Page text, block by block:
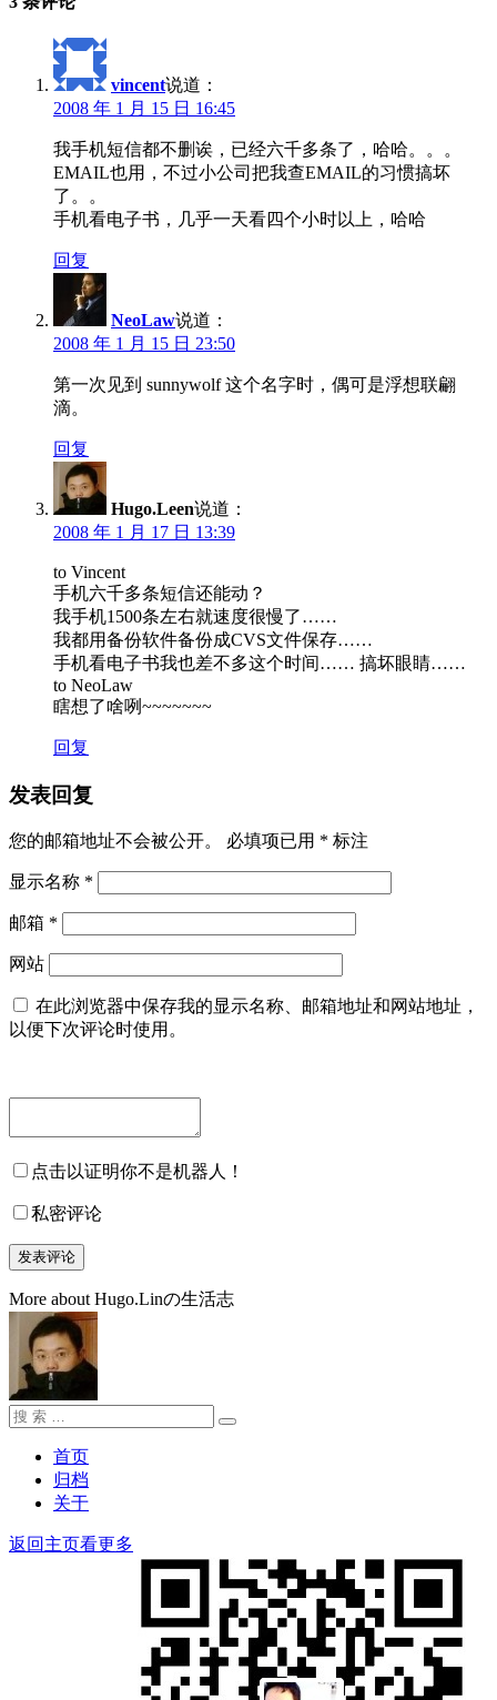
vincent说道：
2008 年 1 月 15 日 16:45
我手机短信都不删诶，已经六千多条了，哈哈。。。
EMAIL也用，不过小公司把我查EMAIL的习惯搞坏
了。。
手机看电子书，几乎一天看四个小时以上，哈哈
回复
NeoLaw说道：
2008 年 1 月 15 日 23:50
第一次见到 sunnywolf 这个名字时，偶可是浮想联翩
滴。
回复
Hugo.Leen说道：
2008 年 1 月 17 日 13:39
to Vincent
手机六千多条短信还能动？
我手机1500条左右就速度很慢了……
我都用备份软件备份成CVS文件保存……
手机看电子书我也差不多这个时间…… 搞坏眼睛……
to NeoLaw
瞎想了啥咧~~~~~~~
回复
发表回复
您的邮箱地址不会被公开。 必填项已用 * 标注
显示名称 *
邮箱 *
网站
在此浏览器中保存我的显示名称、邮箱地址和网站地址，
以便下次评论时使用。
点击以证明你不是机器人！
私密评论
More about Hugo.Linの生活志
搜
搜
首页
归档
关于
返回主页看更多